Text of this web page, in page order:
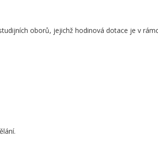
oborů, jejichž hodinová dotace je v